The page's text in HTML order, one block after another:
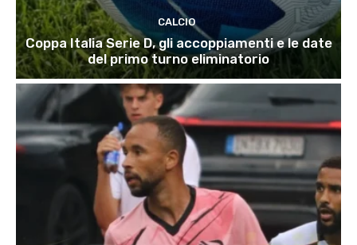
CALCIO
Coppa Italia Serie D, gli accoppiamenti e le date
del primo turno eliminatorio